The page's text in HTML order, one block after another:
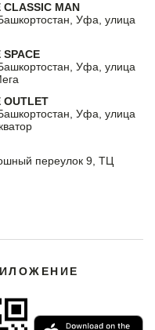
CLASSIC MAN
Уфа, улица
SPACE
Уфа, улица
OUTLET
Уфа, улица
переулок 9, ТЦ